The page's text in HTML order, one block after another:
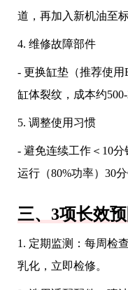
道，再加入新机油至标
4. 维修故障部件
- 更换缸垫（推荐使
缸体裂纹，成本约500-
5. 调整使用习惯
- 避免连续工作＜10
运行（80%功率）30
三、3项长效
1. 定期监测：每周检
乳化，立即检修。